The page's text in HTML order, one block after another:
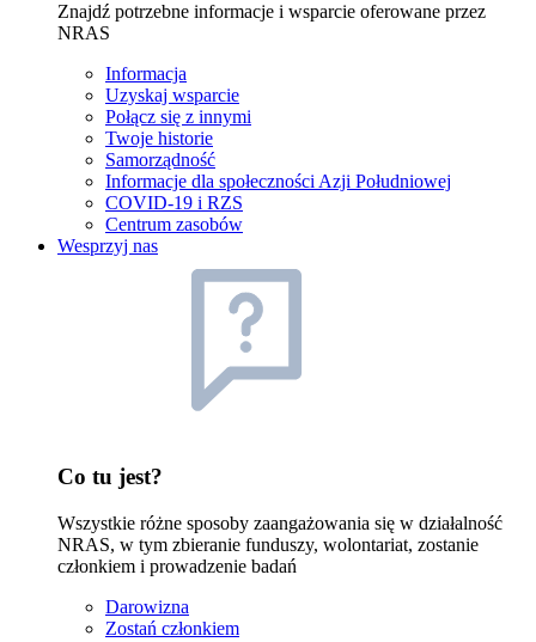
Znajdź potrzebne informacje i wsparcie oferowane przez
NRAS
Informacja
Uzyskaj wsparcie
Połącz się z innymi
Twoje historie
Samorządność
Informacje dla społeczności Azji Południowej
COVID-19 i RZS
Centrum zasobów
Wesprzyj nas
Co tu jest?
Wszystkie różne sposoby zaangażowania się w działalność
NRAS, w tym zbieranie funduszy, wolontariat, zostanie
członkiem i prowadzenie badań
Darowizna
Zostań członkiem